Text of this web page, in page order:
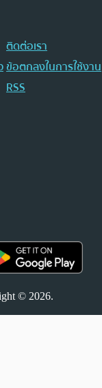
ติดต่อเรา
ข้อตกลงในการใช้งาน
RSS
© 2026.